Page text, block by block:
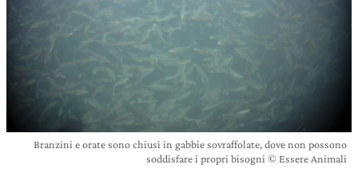
Branzini e orate sono chiusi in gabbie sovraffolate, dove non possono
soddisfare i propri bisogni © Essere Animali